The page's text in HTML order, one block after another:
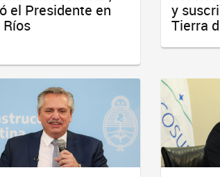
el Presidente en
y
Tierra